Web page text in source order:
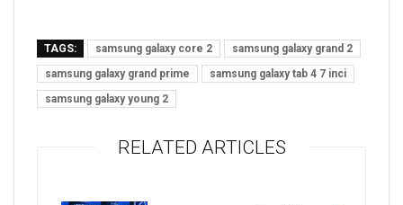
TAGS: samsung galaxy core 2
samsung galaxy grand 2
samsung galaxy grand prime
samsung galaxy tab 4 7 inci
samsung galaxy young 2
RELATED ARTICLES